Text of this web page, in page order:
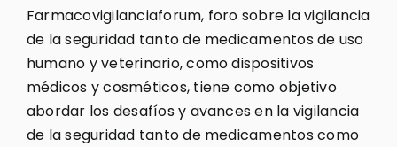
Farmacovigilanciaforum, foro sobre la vigilancia
de la seguridad tanto de medicamentos de uso
humano y veterinario, como dispositivos
médicos y cosméticos, tiene como objetivo
abordar los desafíos y avances en la vigilancia
de la seguridad tanto de medicamentos como